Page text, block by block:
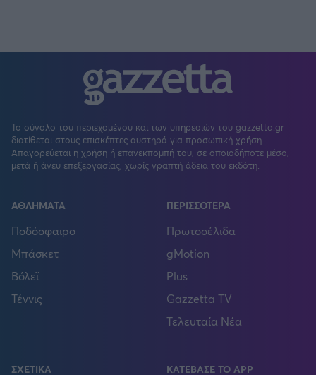
Το σύνολο του περιεχομένου και των υπηρεσιών του gazzetta.gr
διατίθεται στους επισκέπτες αυστηρά για προσωπική χρήση.
Απαγορεύεται η χρήση ή επανεκπομπή του, σε οποιοδήποτε μέσο,
μετά ή άνευ επεξεργασίας, χωρίς γραπτή άδεια του εκδότη.
ΑΘΛΗΜΑΤΑ
Ποδόσφαιρο
Μπάσκετ
Βόλεϊ
Τέννις
ΠΕΡΙΣΣΟΤΕΡΑ
Πρωτοσέλιδα
gMotion
Plus
Gazzetta TV
Τελευταία Νέα
ΣΧΕΤΙΚΑ ΚΑΤΕΒΑΣΕ ΤΟ APP